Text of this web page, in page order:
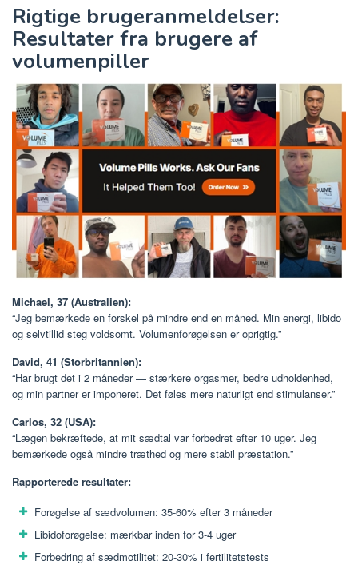
Rigtige brugeranmeldelser:
Resultater fra brugere af
volumenpiller
Michael, 37 (Australien):
“Jeg bemærkede en forskel på mindre end en måned. Min energi, libido
og selvtillid steg voldsomt. Volumenforøgelsen er oprigtig.”
David, 41 (Storbritannien):
“Har brugt det i 2 måneder — stærkere orgasmer, bedre udholdenhed,
og min partner er imponeret. Det føles mere naturligt end stimulanser.”
Carlos, 32 (USA):
“Lægen bekræftede, at mit sædtal var forbedret efter 10 uger. Jeg
bemærkede også mindre træthed og mere stabil præstation.”
Rapporterede resultater:
Forøgelse af sædvolumen: 35-60% efter 3 måneder
Libidoforøgelse: mærkbar inden for 3-4 uger
Forbedring af sædmotilitet: 20-30% i fertilitetstests